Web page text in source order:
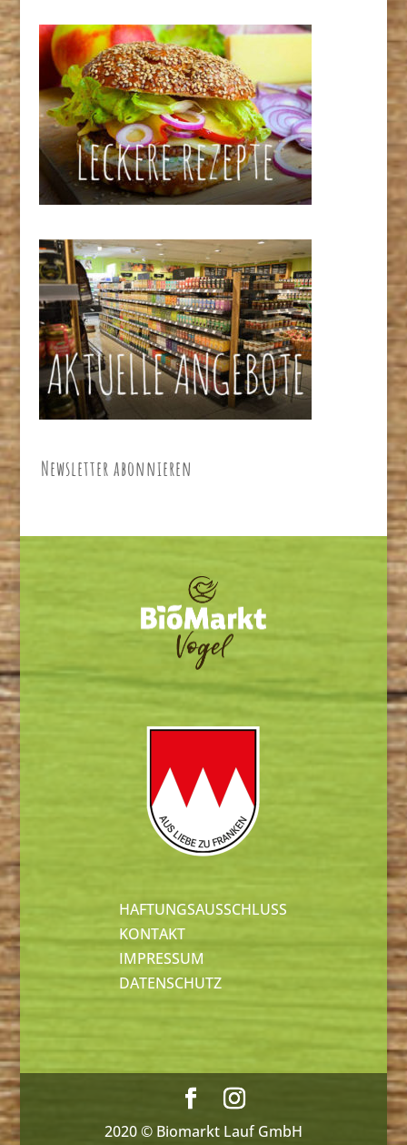
Newsletter abonnieren
HAFTUNGSAUSSCHLUSS
KONTAKT
IMPRESSUM
DATENSCHUTZ
2020 © Biomarkt Lauf GmbH